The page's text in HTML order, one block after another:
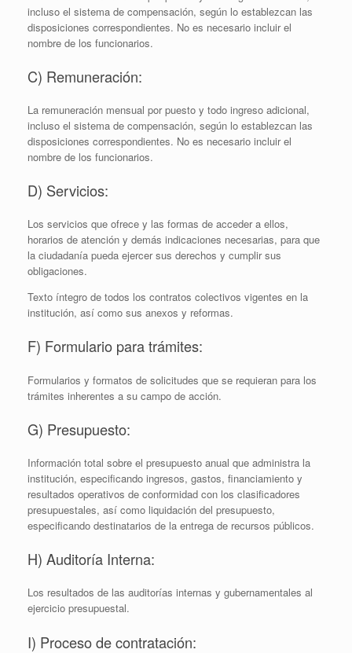
incluso el sistema de compensación, según lo establezcan las
disposiciones correspondientes. No es necesario incluir el
nombre de los funcionarios.
C) Remuneración:
La remuneración mensual por puesto y todo ingreso adicional,
incluso el sistema de compensación, según lo establezcan las
disposiciones correspondientes. No es necesario incluir el
nombre de los funcionarios.
D) Servicios:
Los servicios que ofrece y las formas de acceder a ellos,
horarios de atención y demás indicaciones necesarias, para que
la ciudadanía pueda ejercer sus derechos y cumplir sus
obligaciones.
Texto íntegro de todos los contratos colectivos vigentes en la
institución, así­ como sus anexos y reformas.
F) Formulario para trámites:
Formularios y formatos de solicitudes que se requieran para los
trámites inherentes a su campo de acción.
G) Presupuesto:
Información total sobre el presupuesto anual que administra la
institución, especificando ingresos, gastos, financiamiento y
resultados operativos de conformidad con los clasificadores
presupuestales, así como liquidación del presupuesto,
especificando destinatarios de la entrega de recursos públicos.
H) Auditoría Interna:
Los resultados de las auditorías internas y gubernamentales al
ejercicio presupuestal.
I) Proceso de contratación: